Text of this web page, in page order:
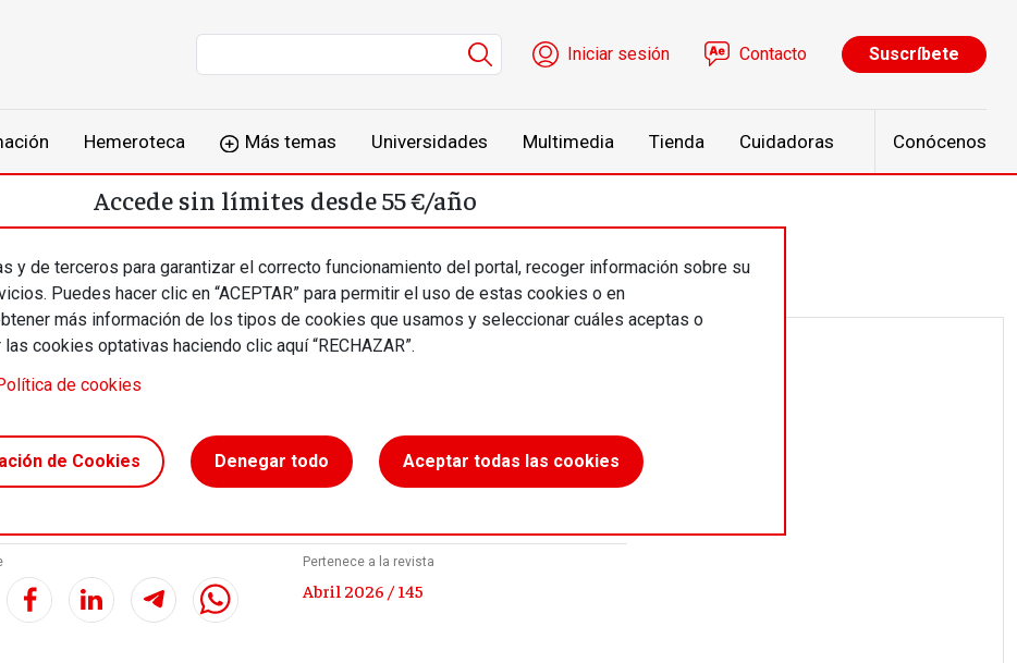
Menú de cuenta de usuario
Iniciar sesión Contacto Suscríbete
Hemeroteca Más temas Universidades Multimedia Tienda Cuidadoras Conócenos
y de terceros para garantizar el correcto funcionamiento del portal, recoger información sobre su
Puedes hacer clic en “ACEPTAR” para permitir el uso de estas cookies o en
obtener más información de los tipos de cookies que usamos y seleccionar cuáles aceptas o
cookies optativas haciendo clic aquí “RECHAZAR”.
de cookies
de Cookies Denegar todo Aceptar todas las cookies
Accede sin límites desde 55 €/año
Pertenece a la revista
Abril 2026 / 145